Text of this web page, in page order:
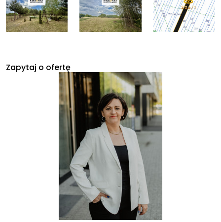
Zapytaj o ofertę